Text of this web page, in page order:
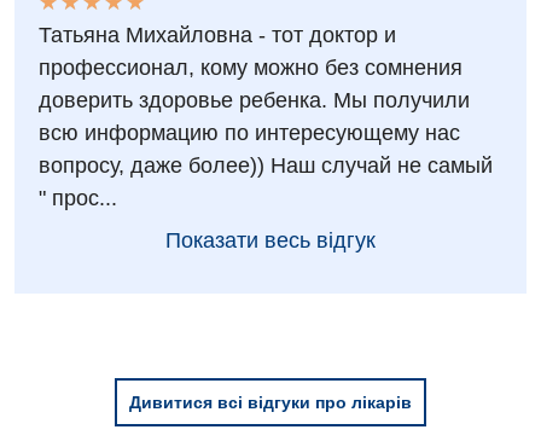
Татьяна Михайловна - тот доктор и
профессионал, кому можно без сомнения
доверить здоровье ребенка. Мы получили
всю информацию по интересующему нас
вопросу, даже более)) Наш случай не самый
" прос...
Показати весь відгук
Дивитися всі відгуки про лікарів